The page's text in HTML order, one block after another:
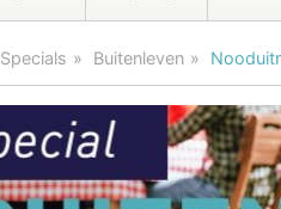
Specials Buitenleven